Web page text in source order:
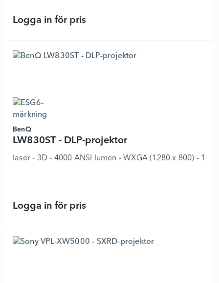
Logga in för prisMIRA x-1 - LCD-projektor -
BenQ
LW830ST - DLP-projektor
laser - 3D - 4000 ANSI lumen - WXGA (1280 x 800) -
Logga in för prisLW830ST - DLP-projektor -